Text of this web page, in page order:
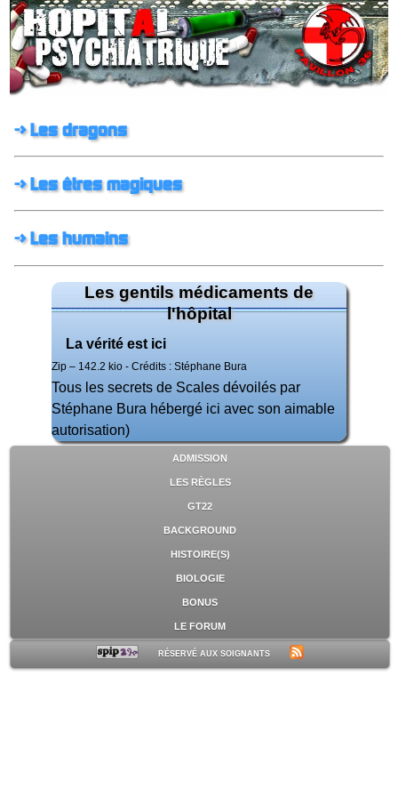
-> Les dragons
-> Les êtres magiques
-> Les humains
Les gentils médicaments de
l'hôpital
La vérité est ici
Zip – 142.2 kio- Crédits : Stéphane Bura
Tous les secrets de Scales dévoilés par
Stéphane Bura hébergé ici avec son aimable
autorisation)
ADMISSION
LES RÈGLES
GT22
BACKGROUND
HISTOIRE(S)
BIOLOGIE
BONUS
LE FORUM
RÉSERVÉ AUX SOIGNANTS